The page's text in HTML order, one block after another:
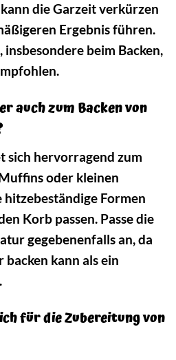
die Garzeit verkürzen
Ergebnis führen.
insbesondere beim Backen,
auch zum Backen von
sich hervorragend zum
oder kleinen
Formen
Korb passen. Passe die
gegebenenfalls an, da
kann als ein
für die Zubereitung von